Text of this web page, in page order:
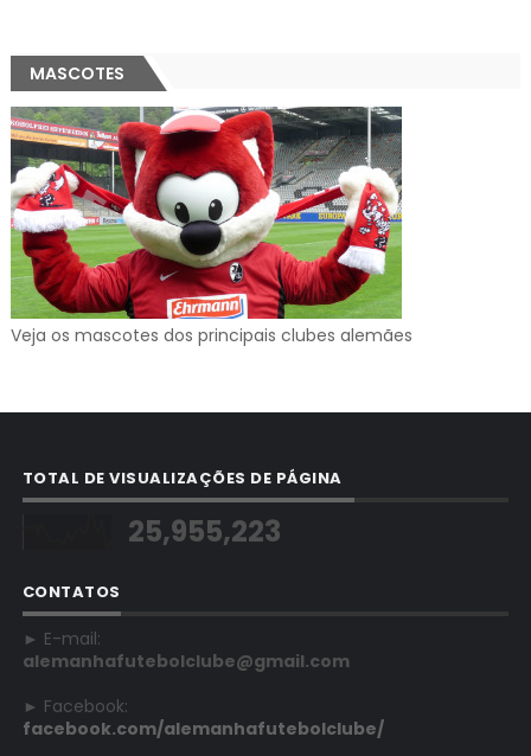
MASCOTES
Veja os mascotes dos principais clubes alemães
TOTAL DE VISUALIZAÇÕES DE PÁGINA
25,955,223
CONTATOS
► E-mail:
alemanhafutebolclube@gmail.com
► Facebook:
facebook.com/alemanhafutebolclube/